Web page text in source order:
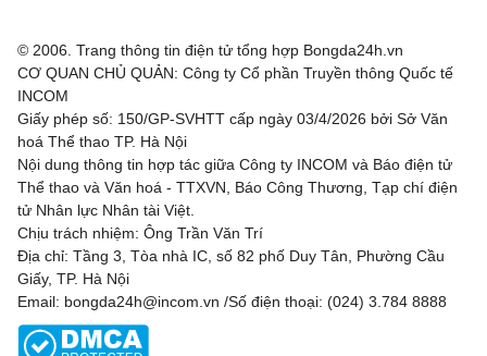
© 2006. Trang thông tin điện tử tổng hợp Bongda24h.vn
CƠ QUAN CHỦ QUẢN: Công ty Cổ phần Truyền thông Quốc tế
INCOM
Giấy phép số: 150/GP-SVHTT cấp ngày 03/4/2026 bởi Sở Văn
hoá Thể thao TP. Hà Nội
Nội dung thông tin hợp tác giữa Công ty INCOM và Báo điện tử
Thể thao và Văn hoá - TTXVN, Báo Công Thương, Tạp chí điện
tử Nhân lực Nhân tài Việt.
Chịu trách nhiệm: Ông Trần Văn Trí
Địa chỉ: Tầng 3, Tòa nhà IC, số 82 phố Duy Tân, Phường Cầu
Giấy, TP. Hà Nội
Email: bongda24h@incom.vn /Số điện thoại: (024) 3.784 8888